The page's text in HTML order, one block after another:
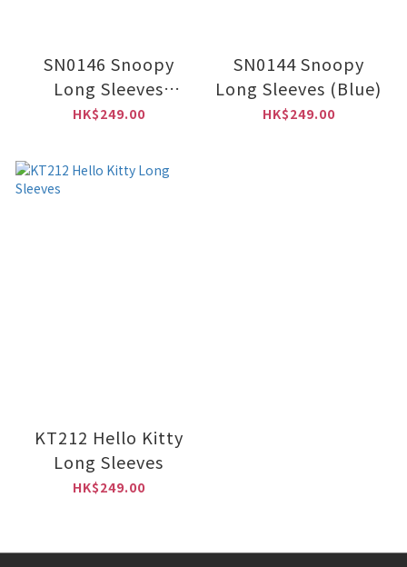
SN0146 Snoopy
Long Sleeves
(Black)
HK$249.00
SN0144 Snoopy
Long Sleeves (Blue)
HK$249.00
KT212 Hello Kitty
Long Sleeves
HK$249.00